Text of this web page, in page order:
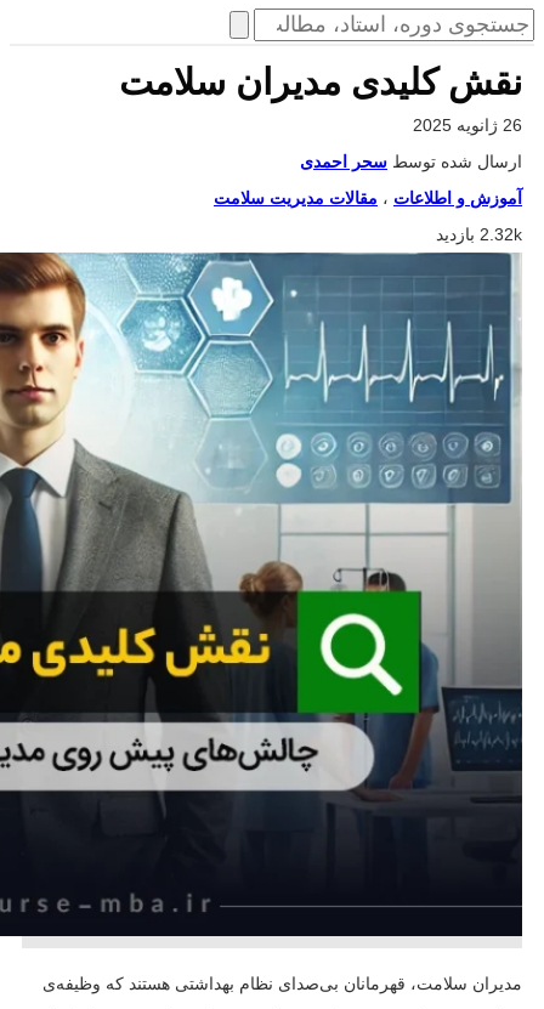
نقش کلیدی مدیران سلامت
26 ژانویه 2025
ارسال شده توسط سحر احمدی
آموزش و اطلاعات ، مقالات مدیریت سلامت
2.32k بازدید
مدیران سلامت، قهرمانان بی‌صدای نظام بهداشتی هستند که وظیفه‌ی